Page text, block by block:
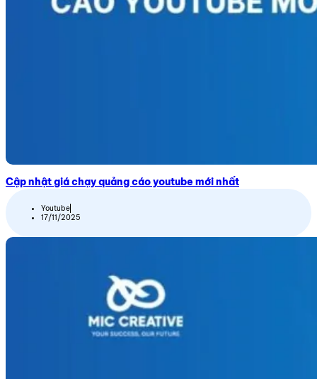
Cập nhật giá chạy quảng cáo youtube mới nhất
Youtube
17/11/2025